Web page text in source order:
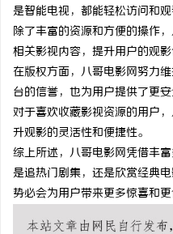
是智能电视，都能轻松访问和
除了丰富的资源和方便的操作
相关影视内容，提升用户的观
在版权方面，八哥电影网努力
台的信誉，也为用户提供了更安
对于喜欢收藏影视资源的用户
升观影的灵活性和便捷性。
综上所述，八哥电影网凭借丰
是追热门剧集，还是欣赏经典
势必会为用户带来更多惊喜和更